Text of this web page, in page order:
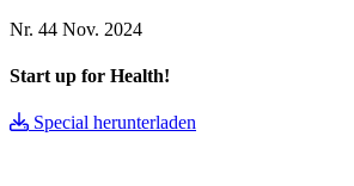
Nr. 44 Nov. 2024
Start up for Health!
Special herunterladen